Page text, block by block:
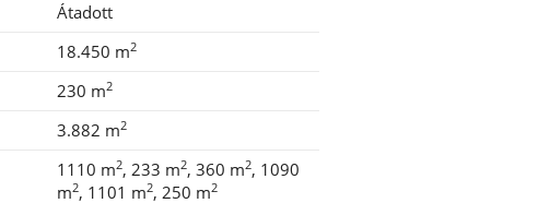
Átadott
18.450 m2
230 m2
3.882 m2
1110 m2 233 m2 360 m2 1090
m2 1101 m2 250 m2